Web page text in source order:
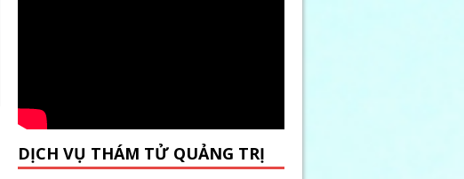
DỊCH VỤ THÁM TỬ QUẢNG TRỊ